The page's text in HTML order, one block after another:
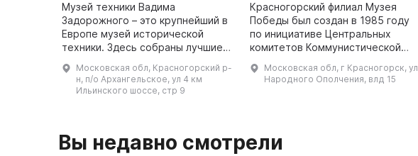
Музей техники Вадима
Задорожного – это крупнейший в
Европе музей исторической
техники. Здесь собраны лучшие
столетия: боевая техника,
оружие, редкие образцы
Московская обл, Красногорский р-
н, п/о Архангельское, ул 4 км
Ильинского шоссе, стр 9
Красногорский филиал Музея
Победы был создан в 1985 году
по инициативе Центральных
комитетов Коммунистической
Социалистической единой
партии Германии в качестве
Московская обл, г Красногорск, ул
Народного Ополчения, влд 15
Вы недавно смотрели